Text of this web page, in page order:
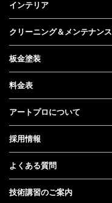
インテリア
クリーニング＆メンテナンス
板金塗装
料金表
アートプロについて
採用情報
よくある質問
技術講習のご案内